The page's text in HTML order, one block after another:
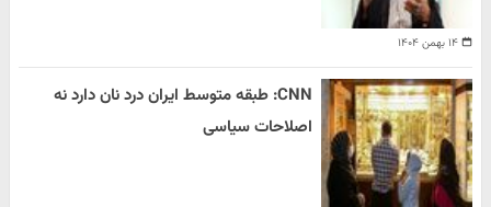
۱۴ بهمن ۱۴۰۴
CNN: طبقه متوسط ایران درد نان دارد نه
اصلاحات سیاسی